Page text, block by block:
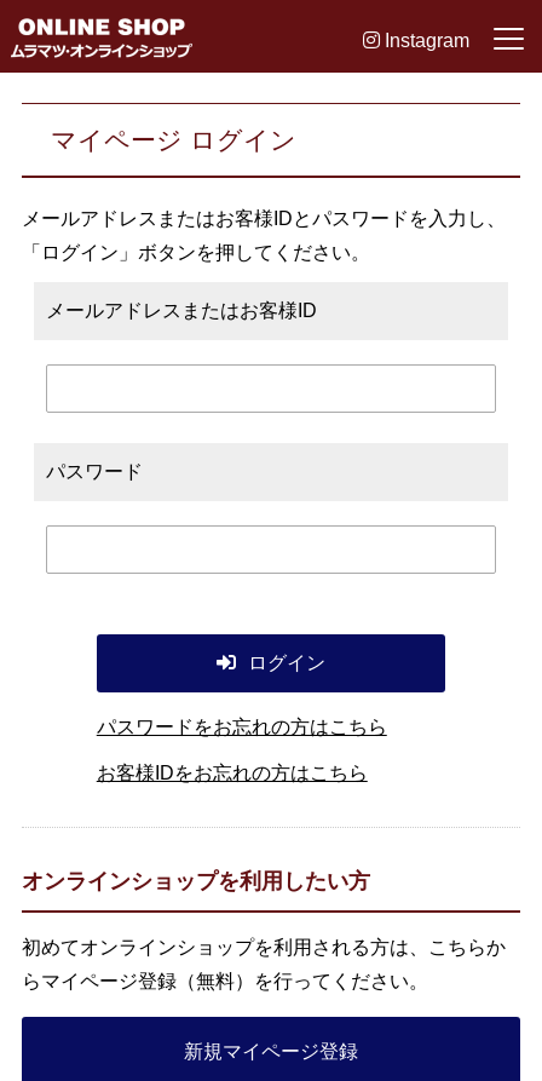
Instagram
マイページ ログイン
メールアドレスまたはお客様IDとパスワードを入力し、
「ログイン」ボタンを押してください。
メールアドレスまたはお客様ID
パスワード
ログイン
パスワードをお忘れの方はこちら
お客様IDをお忘れの方はこちら
オンラインショップを利用したい方
初めてオンラインショップを利用される方は、こちらか
らマイページ登録（無料）を行ってください。
新規マイページ登録